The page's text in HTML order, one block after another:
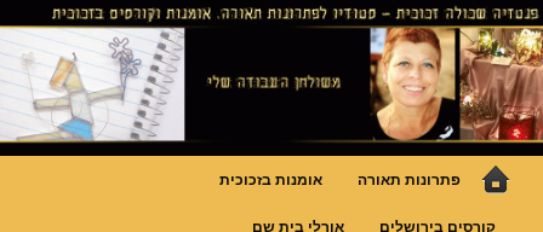
לדלג
לתוכן
פנטזיה – פתרונות תאורה וסטודיו
לויטראז
גופי תאורה אומנותיים בעבודת יד, ויטראזים לחלונות ולמחיצות דקורטיביות, קורסים
בויטראז ובפסיפס
תפריט
פתרונות תאורה אומנות בזכוכית
קורסים בירושלים אורלי בית שם